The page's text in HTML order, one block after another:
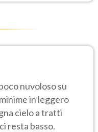
nuvoloso su
in leggero
cielo a tratti
resta basso.